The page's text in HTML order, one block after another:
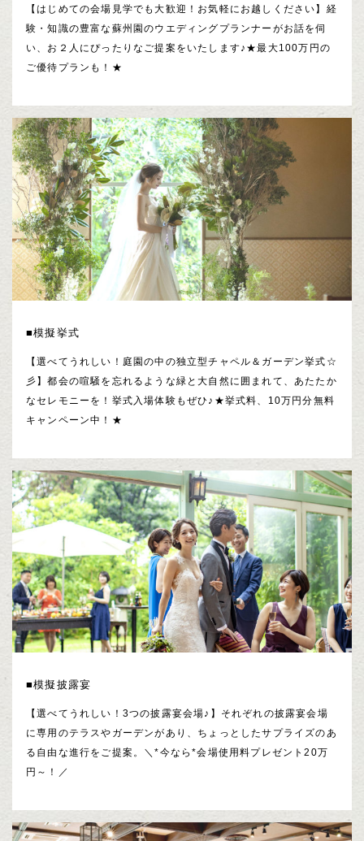
【はじめての会場見学でも大歓迎！お気軽にお越しください】経
験・知識の豊富な蘇州園のウエディングプランナーがお話を伺
い、お２人にぴったりなご提案をいたします♪★最大100万円の
ご優待プランも！★
■模擬挙式
【選べてうれしい！庭園の中の独立型チャペル＆ガーデン挙式☆
彡】都会の喧騒を忘れるような緑と大自然に囲まれて、あたたか
なセレモニーを！挙式入場体験もぜひ♪★挙式料、10万円分無料
キャンペーン中！★
■模擬披露宴
【選べてうれしい！3つの披露宴会場♪】それぞれの披露宴会場
に専用のテラスやガーデンがあり、ちょっとしたサプライズのあ
る自由な進行をご提案。＼*今なら*会場使用料プレゼント20万
円～！／